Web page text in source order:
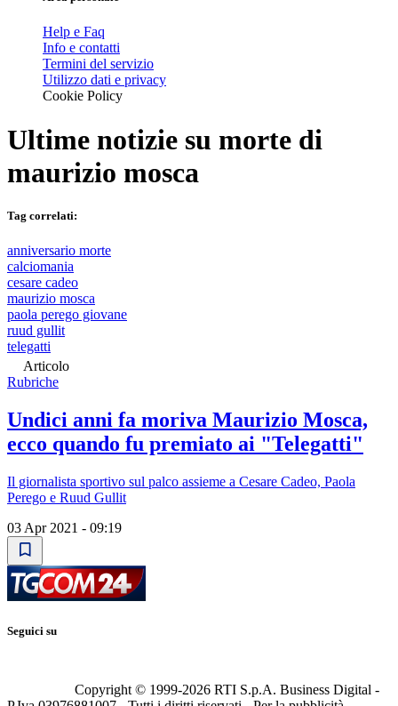
Help e Faq
Info e contatti
Termini del servizio
Utilizzo dati e privacy
Cookie Policy
Ultime notizie su morte di
maurizio mosca
Tag correlati:
anniversario morte
calciomania
cesare cadeo
maurizio mosca
paola perego giovane
ruud gullit
telegatti
Articolo
Rubriche
Undici anni fa moriva Maurizio Mosca,
ecco quando fu premiato ai "Telegatti"
Il giornalista sportivo sul palco assieme a Cesare Cadeo, Paola
Perego e Ruud Gullit
03 Apr 2021 - 09:19
Seguici su
Copyright © 1999-2026 RTI S.p.A. Business Digital -